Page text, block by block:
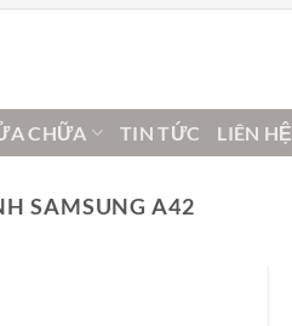
CHỮA TIN TỨC LIÊN HỆ
SAMSUNG A42